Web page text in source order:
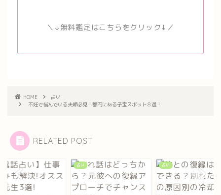
＼↓無料鑑定はこちらをクリック↓／
HOME
占い
不妊で悩んでいる夫婦必見！都内にある子宝スポット８選！
RELATED POST
占い 占い